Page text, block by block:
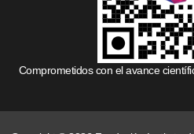
Comprometidos con el avance